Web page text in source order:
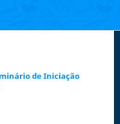
de Iniciação